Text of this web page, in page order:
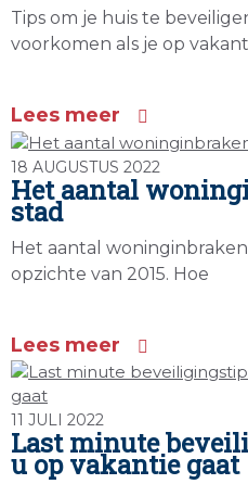
Tips om je huis te
voorkomen als je op
Lees meer
Het aantal
stad
18 AUGUSTUS 2022
Het aantal
opzichte van 2015. Hoe
Lees meer
Last minute
u op vakantie gaat
11 JULI 2022